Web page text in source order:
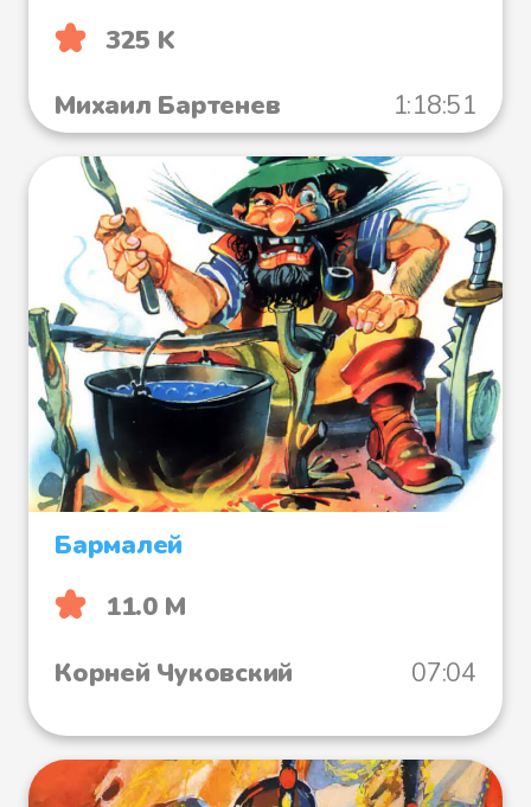
325 K
Михаил Бартенев
1:18:51
Бармалей
11.0 М
Корней Чуковский
07:04